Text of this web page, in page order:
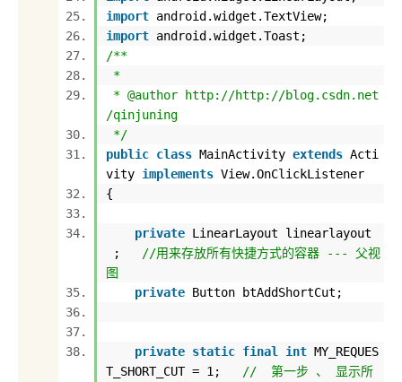
import android.widget.TextView;
import android.widget.Toast;
/**
*
* @author http://http://blog.csdn.net
/qinjuning
*/
public class MainActivity extends Acti
vity implements View.OnClickListener
{
private LinearLayout linearlayout
;
//用来存放所有快捷方式的容器 --- 父视
图
private Button btAddShortCut;
private static final int MY_REQUES
T_SHORT_CUT = 1 ;
// 第一步 、 显示所